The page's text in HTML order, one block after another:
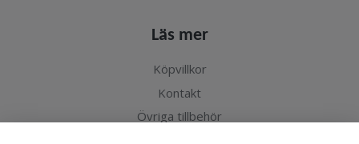
Läs mer
Köpvillkor
Kontakt
Övriga tillbehör